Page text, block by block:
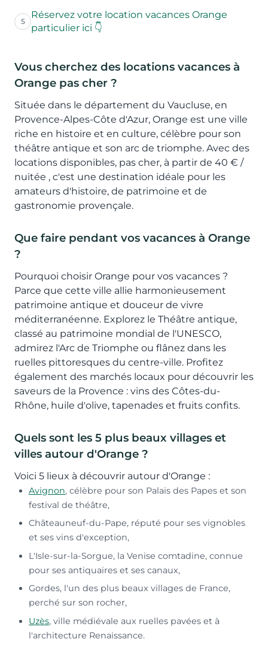
5
Réservez votre location vacances Orange
particulier ici 👇
Vous cherchez des locations vacances à
Orange pas cher ?
Située dans le département du Vaucluse, en
Provence-Alpes-Côte d'Azur, Orange est une ville
riche en histoire et en culture, célèbre pour son
théâtre antique et son arc de triomphe. Avec des
locations disponibles, pas cher, à partir de 40 € /
nuitée , c'est une destination idéale pour les
amateurs d'histoire, de patrimoine et de
gastronomie provençale.
Que faire pendant vos vacances à Orange
?
Pourquoi choisir Orange pour vos vacances ?
Parce que cette ville allie harmonieusement
patrimoine antique et douceur de vivre
méditerranéenne. Explorez le Théâtre antique,
classé au patrimoine mondial de l'UNESCO,
admirez l'Arc de Triomphe ou flânez dans les
ruelles pittoresques du centre-ville. Profitez
également des marchés locaux pour découvrir les
saveurs de la Provence : vins des Côtes-du-
Rhône, huile d'olive, tapenades et fruits confits.
Quels sont les 5 plus beaux villages et
villes autour d'Orange ?
Voici 5 lieux à découvrir autour d'Orange :
Avignon, célèbre pour son Palais des Papes et son
festival de théâtre,
Châteauneuf-du-Pape, réputé pour ses vignobles
et ses vins d'exception,
L'Isle-sur-la-Sorgue, la Venise comtadine, connue
pour ses antiquaires et ses canaux,
Gordes, l'un des plus beaux villages de France,
perché sur son rocher,
Uzès, ville médiévale aux ruelles pavées et à
l'architecture Renaissance.